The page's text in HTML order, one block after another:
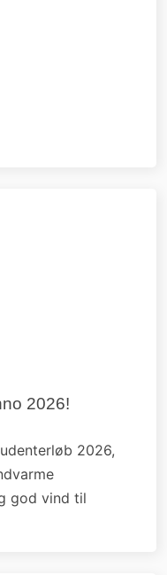
2026!
2026,
god vind til